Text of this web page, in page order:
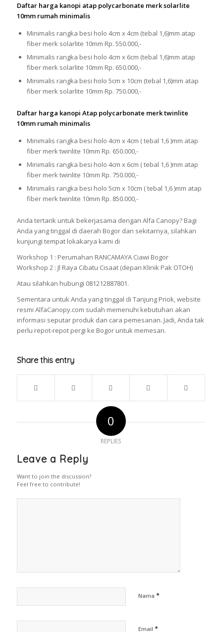
Daftar harga kanopi atap polycarbonate merk solarlite
10mm rumah minimalis
Minimalis rangka besi holo 4cm x 4cm (tebal 1,6)mm atap
fiber merk solarlite 10mm Rp. 550.000,-
Minimalis rangka besi holo 4cm x 6cm (tebal 1,6)mm atap
fiber merk solarlite 10mm Rp. 650.000,-
Minimalis rangka besi holo 5cm x 10cm (tebal 1,6)mm atap
fiber merk solarlite 10mm Rp. 750.000,-
Daftar harga kanopi Atap polycarbonate merk twinlite
10mm rumah minimalis
Minimalis rangka besi holo 4cm x 4cm ( tebal 1,6 )mm atap
fiber merk twinlite 10mm Rp. 650.000,-
Minimalis rangka besi holo 4cm x 6cm ( tebal 1,6 )mm atap
fiber merk twinlite 10mm Rp. 750.000,-
Minimalis rangka besi holo 5cm x 10cm ( tebal 1,6 )mm atap
fiber merk twinlite 10mm Rp. 850.000,-
Anda tertarik untuk bekerjasama dengan Alfa Canopy? Bagi
Anda yang tinggal di daerah Bogor dan sekitarnya, silahkan
kunjungi tempat lokakarya kami di
Workshop 1 : Perumahan RANCAMAYA Ciawi Bogor
Workshop 2 : Jl Raya Cibatu Cisaat (depan Klinik Pak OTOH)
Atau silahkan hubungi 081212887801.
Sementara untuk Anda yang tinggal di Tanjung Priok, website
resmi AlfaCanopy.com sudah memenuhi kebutuhan akan
informasi seputar produk dan cara pemesanan. Jadi, Anda tak
perlu repot-repot pergi ke Bogor untuk memesan.
Share this entry
0
REPLIES
Leave a Reply
Want to join the discussion?
Feel free to contribute!
Nama *
Email *